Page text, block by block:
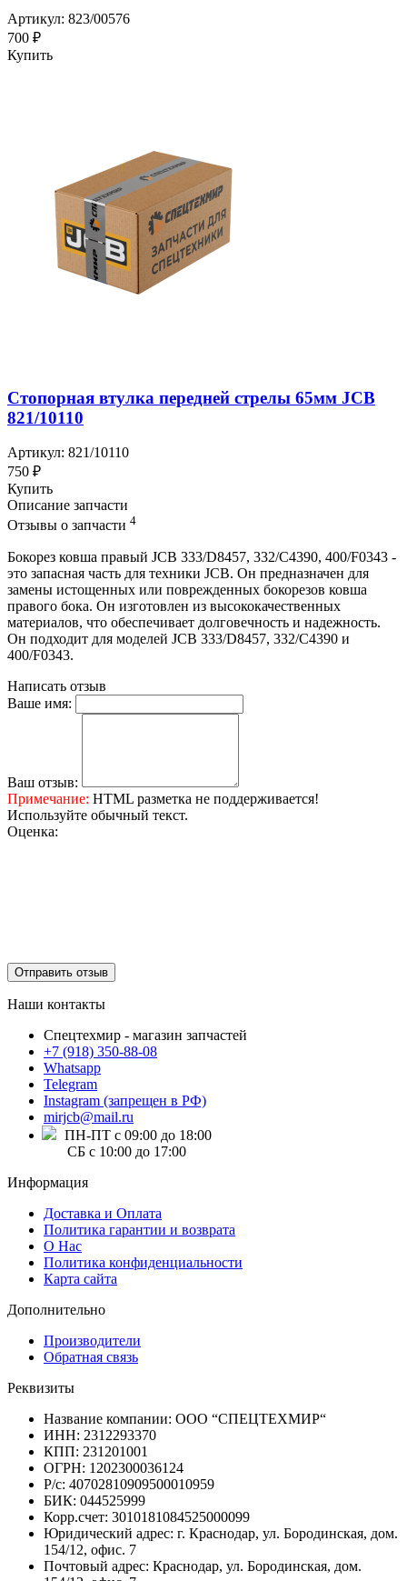
Артикул: 823/00576
700 ₽
Купить
Стопорная втулка передней стрелы 65мм JCB
821/10110
Артикул: 821/10110
750 ₽
Купить
Описание запчасти
Отзывы о запчасти 4
Бокорез ковша правый JCB 333/D8457, 332/C4390, 400/F0343 -
это запасная часть для техники JCB. Он предназначен для
замены истощенных или поврежденных бокорезов ковша
правого бока. Он изготовлен из высококачественных
материалов, что обеспечивает долговечность и надежность.
Он подходит для моделей JCB 333/D8457, 332/C4390 и
400/F0343.
Написать отзыв
Ваше имя:
Ваш отзыв:
Примечание: HTML разметка не поддерживается!
Используйте обычный текст.
Оценка:
Отправить отзыв
Наши контакты
Спецтехмир - магазин запчастей
+7 (918) 350-88-08
Whatsapp
Telegram
Instagram (запрещен в РФ)
mirjcb@mail.ru
ПН-ПТ с 09:00 до 18:00
СБ с 10:00 до 17:00
Информация
Доставка и Оплата
Политика гарантии и возврата
О Нас
Политика конфиденциальности
Карта сайта
Дополнительно
Производители
Обратная связь
Реквизиты
Название компании: ООО “СПЕЦТЕХМИР“
ИНН: 2312293370
КПП: 231201001
ОГРН: 1202300036124
Р/с: 40702810909500010959
БИК: 044525999
Корр.счет: 3010181084525000099
Юридический адрес: г. Краснодар, ул. Бородинская, дом.
154/12, офис. 7
Почтовый адрес: Краснодар, ул. Бородинская, дом.